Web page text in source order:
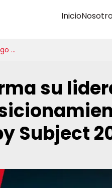
Inicio
Cayetano reafirma su liderazgo en salud y fortalece su posicionamiento internacional en el THE WUR by Subject 2026
su
Subject